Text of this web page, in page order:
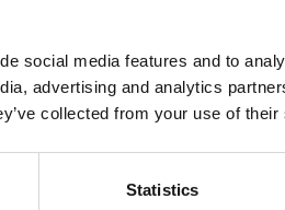
social media features and to
advertising and analytics
collected from your use of
Statistics
di N°21
di un hotel anni Quaranta.
nella mente di un